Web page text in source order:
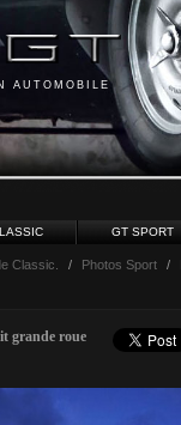
AUTOMOBILE
GT SPORT
Classic. / Photos Sport /
grande roue